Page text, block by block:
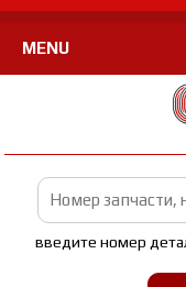
MENU
введите номер